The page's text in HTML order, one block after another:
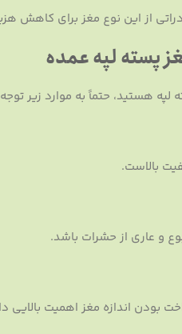
از این نوع مغز برای کاهش
پسته لپه عمده
لپه هستید، حتماً به موارد زیر
بالاست.
و عاری از حشرات باشد.
بودن اندازه مغز اهمیت بالایی